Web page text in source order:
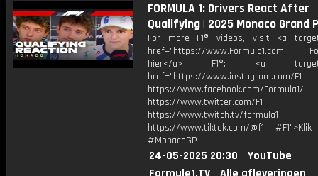
FORMULA 1: Drivers React After
Qualifying | 2025 Monaco Grand
For more F1® videos, visit <a
href="https://www.Formula1.com
hier</a> F1®: <a
href="https://www.instagram.com/F1
https://www.facebook.com/Formula1/
https://www.twitter.com/F1
https://www.twitch.tv/formula1
https://www.tiktok.com/@f1
#MonacoGP
24-05-2025 20:30
YouTube